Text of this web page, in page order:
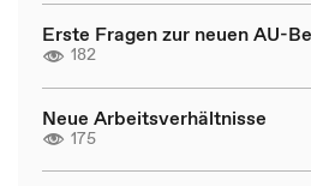
Erste Fragen zur neuen AU-
182
Neue Arbeitsverhältnisse
175